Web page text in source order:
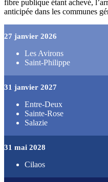
fibre publique étant achevé,
anticipée dans les communes
27 janvier 2026
Les Avirons
Saint-Philippe
31 janvier 2027
Entre-Deux
Sainte-Rose
Salazie
31 mai 2028
Cilaos